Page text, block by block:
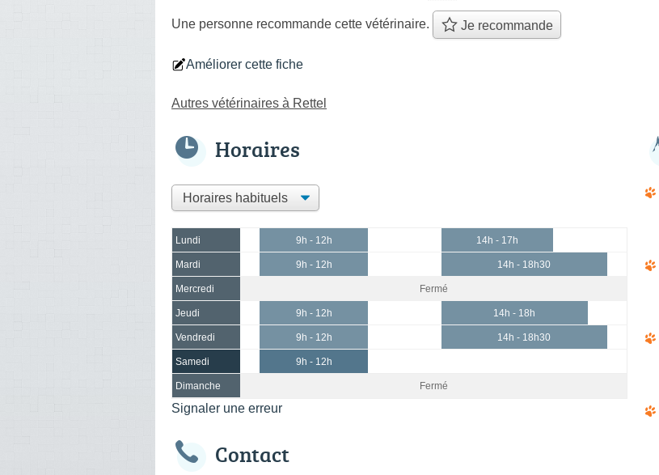
Une personne recommande cette vétérinaire. Je recommande
Améliorer cette fiche
Autres vétérinaires à Rettel
Horaires
Lundi 9h - 12h 14h - 17h
Mardi 9h - 12h 14h - 18h30
Mercredi Fermé
Jeudi 9h - 12h 14h - 18h
Vendredi 9h - 12h 14h - 18h30
Samedi 9h - 12h
Dimanche Fermé
Signaler une erreur
Contact